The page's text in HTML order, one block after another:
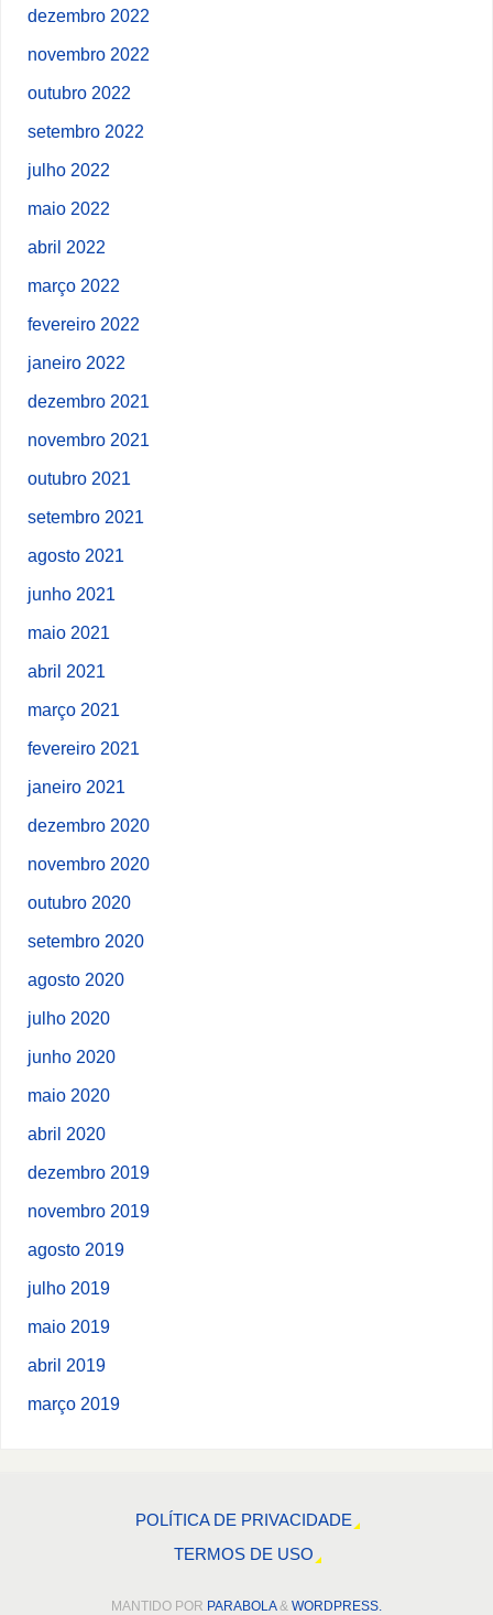
dezembro 2022
novembro 2022
outubro 2022
setembro 2022
julho 2022
maio 2022
abril 2022
março 2022
fevereiro 2022
janeiro 2022
dezembro 2021
novembro 2021
outubro 2021
setembro 2021
agosto 2021
junho 2021
maio 2021
abril 2021
março 2021
fevereiro 2021
janeiro 2021
dezembro 2020
novembro 2020
outubro 2020
setembro 2020
agosto 2020
julho 2020
junho 2020
maio 2020
abril 2020
dezembro 2019
novembro 2019
agosto 2019
julho 2019
maio 2019
abril 2019
março 2019
POLÍTICA DE PRIVACIDADE
TERMOS DE USO
MANTIDO POR PARABOLA& WORDPRESS.